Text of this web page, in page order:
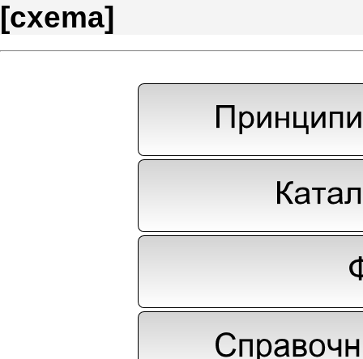
[cxema]